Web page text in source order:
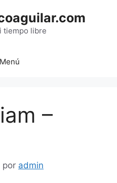
tiempo libre
Menú
–
por admin